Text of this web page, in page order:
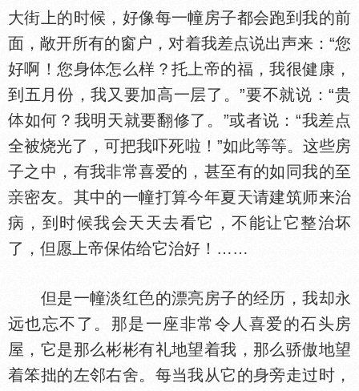
大街上的时候，好像每一幢房子都会跑到我的前
面，敞开所有的窗户，对着我差点说出声来：“您
好啊！您身
怎么样？托上帝的福，我很健康，
到五月份，我又要加高一层了。”要不就说：“贵
如何？我明天就要翻修了。”或者说：“我差点
全被烧光了，可把我吓死啦！”如此等等。这些房
子之中，有我非常喜爱的，甚至有的如同我的至
密友。其中的一幢打算今年夏天请建筑师来治
病，到时候我会天天去看它，不能让它整治坏
了，但愿上帝保佑给它治好！……
但是一幢淡红
的漂亮房子的经历，我却永
远也忘不了。那是一座非常令人喜爱的石头房
屋，它是那么彬彬有礼地望着我，那么骄傲地望
着笨拙的左邻右舍。每当我从它的身旁走过时，